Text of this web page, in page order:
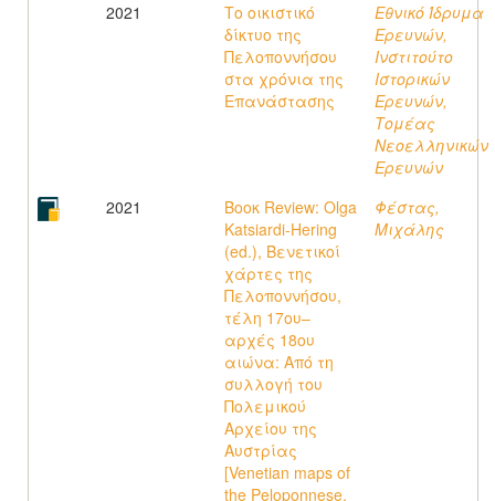
2021
Το οικιστικό
δίκτυο της
Πελοποννήσου
στα χρόνια της
Επανάστασης
Εθνικό Ίδρυμα
Ερευνών,
Ινστιτούτο
Ιστορικών
Ερευνών,
Τομέας
Νεοελληνικών
Ερευνών
2021
Βοοκ Review: Olga
Katsiardi-Hering
(ed.), Βενετικοί
χάρτες της
Πελοποννήσου,
τέλη 17ου–
αρχές 18ου
αιώνα: Από τη
συλλογή του
Πολεμικού
Αρχείου της
Αυστρίας
[Venetian maps of
the Peloponnese,
Φέστας,
Μιχάλης